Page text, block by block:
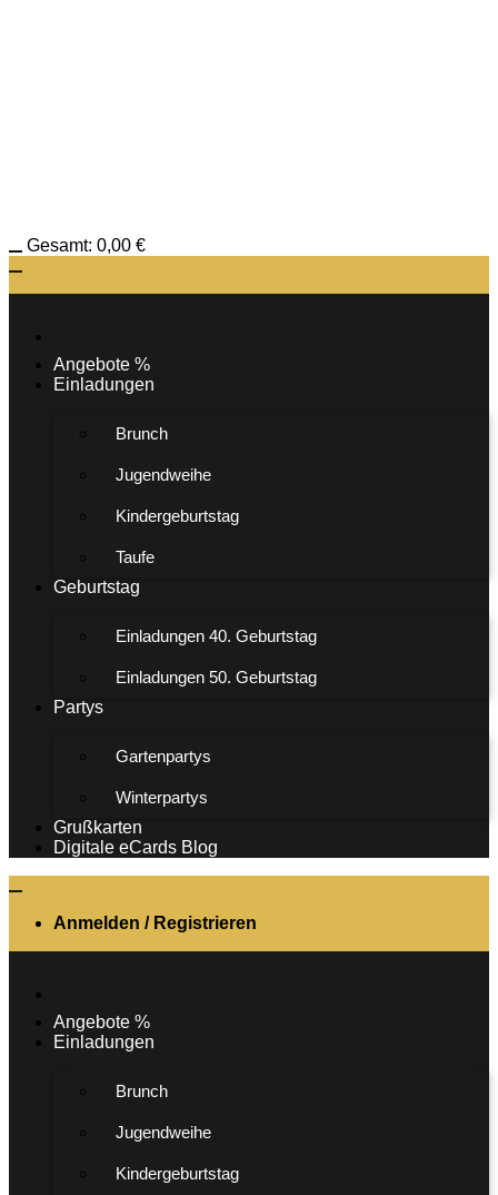
Gesamt: 0,00 €
Angebote %
Einladungen
Brunch
Jugendweihe
Kindergeburtstag
Taufe
Geburtstag
Einladungen 40. Geburtstag
Einladungen 50. Geburtstag
Partys
Gartenpartys
Winterpartys
Grußkarten
Digitale eCards Blog
Anmelden / Registrieren
Angebote %
Einladungen
Brunch
Jugendweihe
Kindergeburtstag